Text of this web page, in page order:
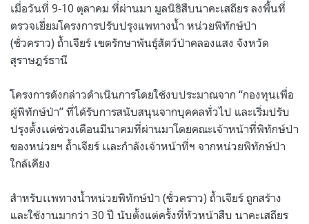
เมื่อวันที่ 9-10 ตุลาคม ที่ผ่านมา มูลนิธิสืบนาคะเสถียร ลงพื้นที่
ตรวจเยี่ยมโครงการปรับปรุงแพทางน้ำ หน่วยพิทักษ์ป่า
(ชั่วคราว) ถ้ำเจียร์ เขตรักษาพันธุ์สัตว์ป่าคลองแสง จังหวัด
สุราษฎร์ธานี
โครงการดังกล่าวดำเนินการโดยใช้งบประมาณจาก “กองทุนเพื่อ
ผู้พิทักษ์ป่า” ที่ได้รับการสนับสนุนจากบุคคลทั่วไป และเริ่มปรับ
ปรุงตั้งเเต่ช่วงเดือนมีนาคมที่ผ่านมาโดยคณะเจ้าหน้าที่พิทักษ์ป่า
ของหน่วยฯ ถ้ำเจียร์ เเละกำลังเจ้าหน้าที่ฯ จากหน่วยพิทักษ์ป่า
ใกล้เคียง
สำหรับเเพทางน้ำหน่วยพิทักษ์ป่า (ชั่วคราว) ถ้ำเจียร์ ถูกสร้าง
และใช้งานมากว่า 30 ปี นับตั้งแต่ครั้งที่หัวหน้าสืบ นาคะเสถียร